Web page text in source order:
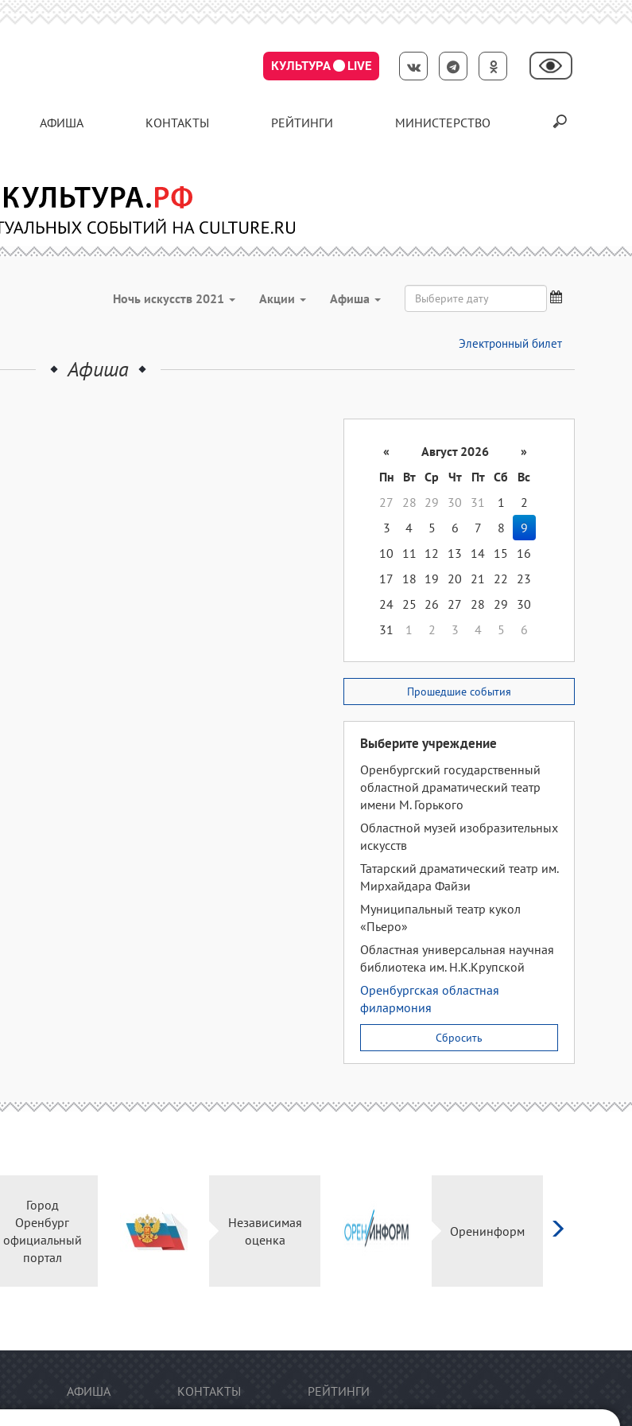
КУЛЬТУРА LIVE
АФИША КОНТАКТЫ РЕЙТИНГИ МИНИСТЕРСТВО
Ночь искусств 2021 Акции Aфиша
Электронный билет
Афиша
« Август 2026
»
Пн
Вт Ср Чт Пт Сб
Вс
27
28 29 30 31 1
2
3
4 5 6 7 8
9
10
11 12 13 14 15
16
17
18 19 20 21 22
23
24 25 26 27 28 29
30
31
1 2 3 4 5 6
Прошедшие события
Выберите учреждение
Оренбургский государственный
областной драматический театр
имени М. Горького
Областной музей изобразительных
искусств
Татарский драматический театр им.
Мирхайдара Файзи
Муниципальный театр кукол
«Пьеро»
Областная универсальная научная
библиотека им. Н.К.Крупской
Оренбургская областная
филармония
Сбросить
Город
Оренбург
официальный
портал
Независимая
оценка
Оренинформ
АФИША КОНТАКТЫ РЕЙТИНГИ